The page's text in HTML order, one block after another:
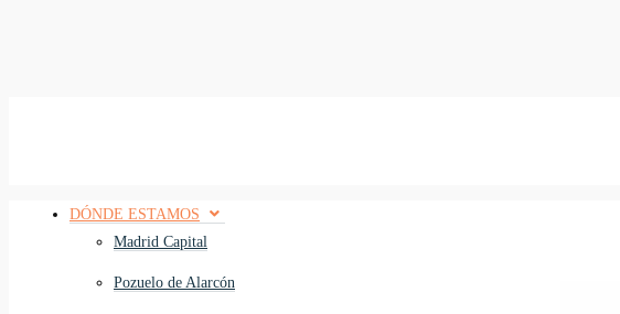
DÓNDE ESTAMOS
Madrid Capital
Pozuelo de Alarcón